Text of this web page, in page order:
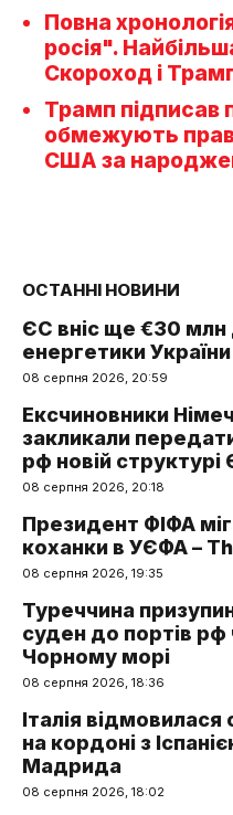
Повна
росія".
Скороход і
Трамп підписав
обмежують
США за
ОСТАННІ НОВИНИ
ЄС вніс ще €30
енергетики України
08 серпня 2026, 20:59
Ексчиновники
закликали
рф новій структурі
08 серпня 2026, 20:18
Президент ФІФА
коханки в УЄФА –
08 серпня 2026, 19:35
Туреччина
суден до портів рф
Чорному морі
08 серпня 2026, 18:36
Італія
на кордоні з
Мадрида
08 серпня 2026, 18:02